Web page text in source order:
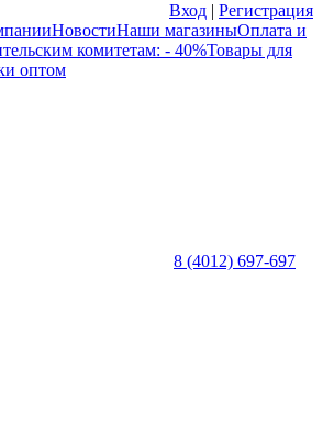
Вход | Регистрация
НовостиНаши магазиныОплата и
комитетам: - 40%Товары для
оптом
8 (4012) 697-697